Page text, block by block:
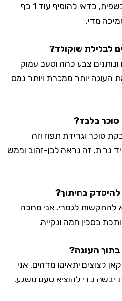
באותה כמות. מניסיון שלי כשפית, כדאי להוסיף עוד 1 כף
מדי.
צבע כהה וטעם עמוק
העוגה יותר ממכרת ויותר נמס
סוכר וגרידת תפוז וזה
נרות, זה נראה לבן-זהוב וממש
להתקשות לגמרי. אני מחכה
פקאן קצוצים יתאימו מדהים. אני